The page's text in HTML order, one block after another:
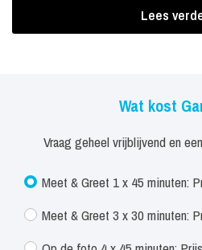
de kinderen te verblijden met een
gaat Garfield graag met alle
Lees
Wat kost
Vraag geheel vrijblijvend en
Meet & Greet 1 x 45 minuten:
Meet & Greet 3 x 30 minuten: